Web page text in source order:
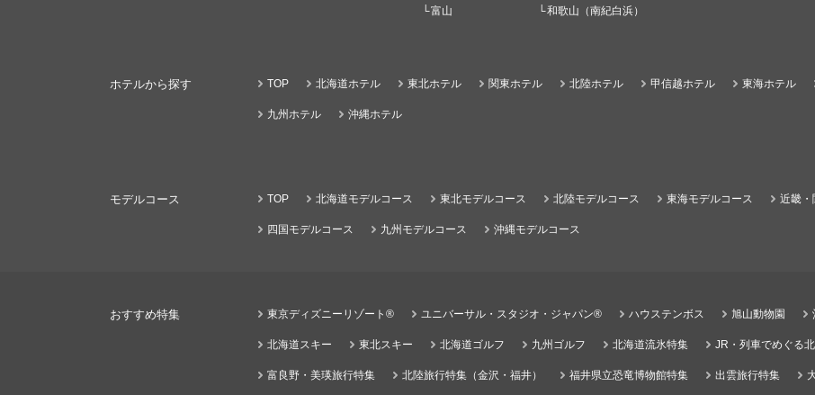
富山
和歌山（南紀白浜）
ホテルから探す TOP 北海道ホテル 東北ホテル 関東ホテル 北陸ホテル 甲信越ホテル 東海ホテル
九州ホテル 沖縄ホテル
モデルコース TOP 北海道モデルコース 東北モデルコース 北陸モデルコース 東海モデルコース 近畿・
四国モデルコース 九州モデルコース 沖縄モデルコース
おすすめ特集 東京ディズニーリゾート® ユニバーサル・スタジオ・ジャパン® ハウステンボス 旭山動物園
北海道スキー 東北スキー 北海道ゴルフ 九州ゴルフ 北海道流氷特集 JR・列車でめぐる
富良野・美瑛旅行特集 北陸旅行特集（金沢・福井） 福井県立恐竜博物館特集 出雲旅行特集